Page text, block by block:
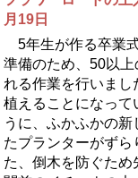
月19日
5年生が作る卒業
準備のため、50以
れる作業を行いまし
植えることになって
うに、ふかふかの
たプランターがずら
た、倒木を防ぐた